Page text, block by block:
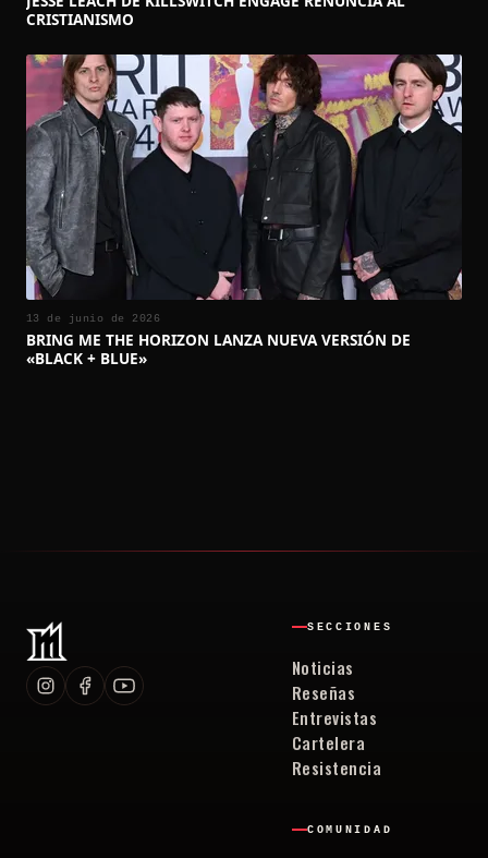
CRISTIANISMO
13 de junio de 2026
BRING ME THE HORIZON LANZA NUEVA VERSIÓN DE
«BLACK + BLUE»
SECCIONES
Noticias
Reseñas
Entrevistas
Cartelera
Resistencia
COMUNIDAD